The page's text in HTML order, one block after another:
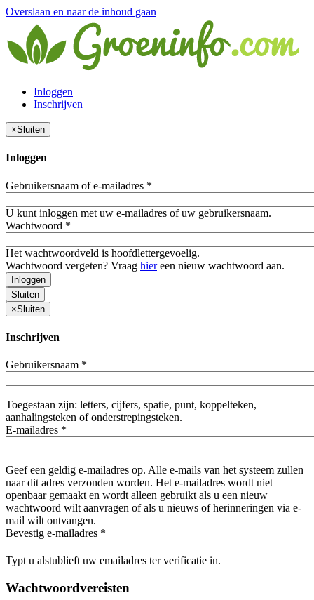
Overslaan en naar de inhoud gaan
Inloggen
Inschrijven
×Sluiten
Inloggen
Gebruikersnaam of e-mailadres *
U kunt inloggen met uw e-mailadres of uw gebruikersnaam.
Wachtwoord *
Het wachtwoordveld is hoofdlettergevoelig.
Wachtwoord vergeten? Vraag hiereen nieuw wachtwoord aan.
Inloggen
Sluiten
×Sluiten
Inschrijven
Gebruikersnaam *
Toegestaan zijn: letters, cijfers, spatie, punt, koppelteken,
aanhalingsteken of onderstrepingsteken.
E-mailadres *
Geef een geldig e-mailadres op. Alle e-mails van het systeem zullen
naar dit adres verzonden worden. Het e-mailadres wordt niet
openbaar gemaakt en wordt alleen gebruikt als u een nieuw
wachtwoord wilt aanvragen of als u nieuws of herinneringen via e-
mail wilt ontvangen.
Bevestig e-mailadres *
Typt u alstublieft uw emailadres ter verificatie in.
Wachtwoordvereisten